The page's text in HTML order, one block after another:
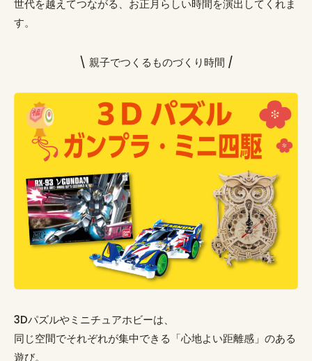
世代を越えてつながる、お正月らしい時間を演出してくれま
す。
\ 親子でつくるものづくり時間 /
3Dパズルやミニチュアホビーは、
同じ空間でそれぞれが集中できる「心地よい距離感」のある
遊び。